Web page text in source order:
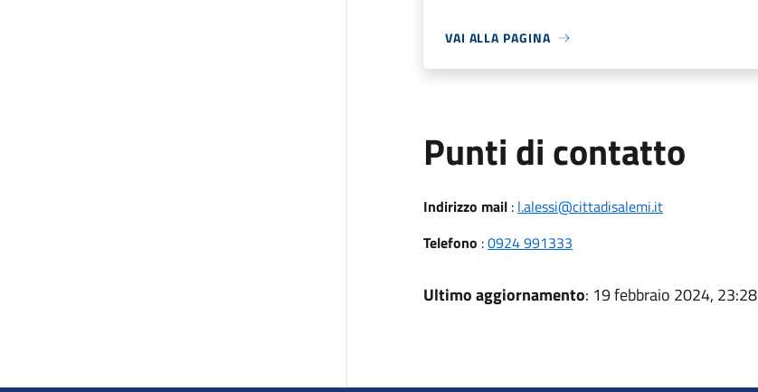
VAI ALLA PAGINA
Punti di contatto
Indirizzo mail: l.alessi@cittadisalemi.it
Telefono :0924 991333
Ultimo aggiornamento: 19 febbraio 2024, 23:28